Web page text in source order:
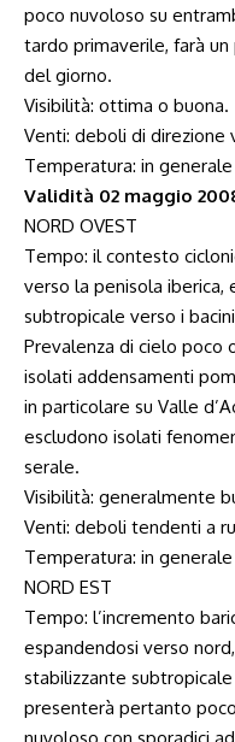
poco nuvoloso su
tardo primaverile, farà
del giorno.
Visibilità: ottima o buona.
Venti: deboli di direzione
Temperatura: in
Validità 02 maggio
NORD OVEST
Tempo: il contesto
verso la penisola iberica,
subtropicale verso i
Prevalenza di cielo poco
isolati addensamenti
in particolare su Valle
escludono isolati
serale.
Visibilità: generalmente
Venti: deboli tendenti a
Temperatura: in
NORD EST
Tempo: l’incremento
espandendosi verso
stabilizzante
presenterà pertanto